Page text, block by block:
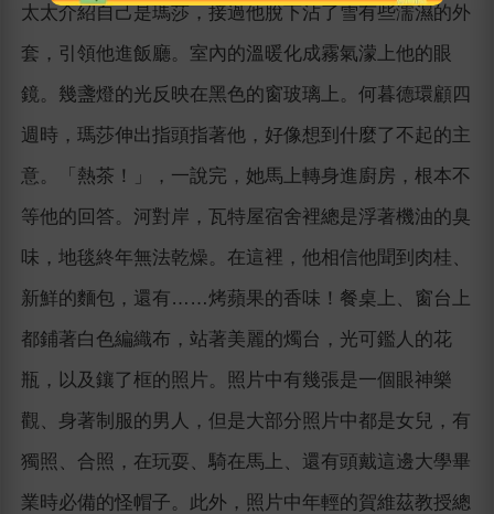
太太介紹自己是瑪莎，接過他脫下沾了雪有些濡濕的外
套，引領他進飯廳。室內的溫暖化成霧氣濛上他的眼
鏡。幾盞燈的光反映在黑色的窗玻璃上。何暮德環顧四
週時，瑪莎伸出指頭指著他，好像想到什麼了不起的主
意。「熱茶！」，一說完，她馬上轉身進廚房，根本不
等他的回答。河對岸，瓦特屋宿舍裡總是浮著機油的臭
味，地毯終年無法乾燥。在這裡，他相信他聞到肉桂、
新鮮的麵包，還有……烤蘋果的香味！餐桌上、窗台上
都鋪著白色編織布，站著美麗的燭台，光可鑑人的花
瓶，以及鑲了框的照片。照片中有幾張是一個眼神樂
觀、身著制服的男人，但是大部分照片中都是女兒，有
獨照、合照，在玩耍、騎在馬上、還有頭戴這邊大學畢
業時必備的怪帽子。此外，照片中年輕的賀維茲教授總